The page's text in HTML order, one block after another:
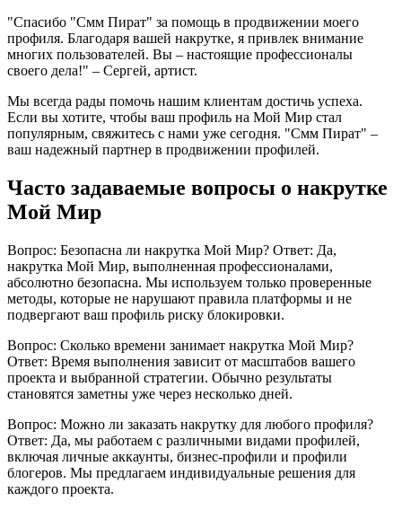
"Спасибо "Смм Пират" за помощь в продвижении моего
профиля. Благодаря вашей накрутке, я привлек внимание
многих пользователей. Вы – настоящие профессионалы
своего дела!" – Сергей, артист.
Мы всегда рады помочь нашим клиентам достичь успеха.
Если вы хотите, чтобы ваш профиль на Мой Мир стал
популярным, свяжитесь с нами уже сегодня. "Смм Пират" –
ваш надежный партнер в продвижении профилей.
Часто задаваемые вопросы о накрутке
Мой Мир
Вопрос: Безопасна ли накрутка Мой Мир? Ответ: Да,
накрутка Мой Мир, выполненная профессионалами,
абсолютно безопасна. Мы используем только проверенные
методы, которые не нарушают правила платформы и не
подвергают ваш профиль риску блокировки.
Вопрос: Сколько времени занимает накрутка Мой Мир?
Ответ: Время выполнения зависит от масштабов вашего
проекта и выбранной стратегии. Обычно результаты
становятся заметны уже через несколько дней.
Вопрос: Можно ли заказать накрутку для любого профиля?
Ответ: Да, мы работаем с различными видами профилей,
включая личные аккаунты, бизнес-профили и профили
блогеров. Мы предлагаем индивидуальные решения для
каждого проекта.